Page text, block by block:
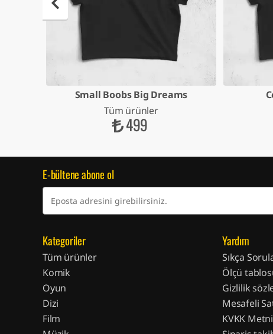
Small Boobs Big Dreams
Tüm ürünler
499
E-bültene abone ol
Kategoriler
Tüm ürünler
Komik
Oyun
Dizi
Film
Yardım
Sıkça
Ölçü
Gizlilik
Mesafeli
KVKK Metni